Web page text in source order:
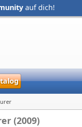
auf dich!
(2009)